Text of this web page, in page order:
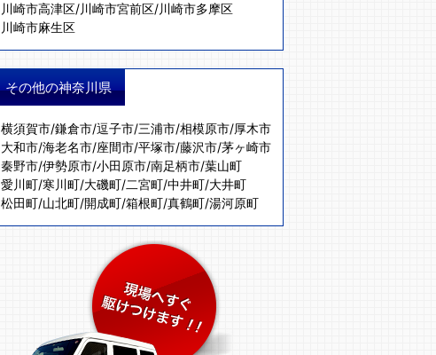
川崎市高津区/川崎市宮前区/川崎市多摩区
川崎市麻生区
その他の神奈川県
横須賀市/鎌倉市/逗子市/三浦市/相模原市/厚木市
大和市/海老名市/座間市/平塚市/藤沢市/茅ヶ崎市
秦野市/伊勢原市/小田原市/南足柄市/葉山町
愛川町/寒川町/大磯町/二宮町/中井町/大井町
松田町/山北町/開成町/箱根町/真鶴町/湯河原町